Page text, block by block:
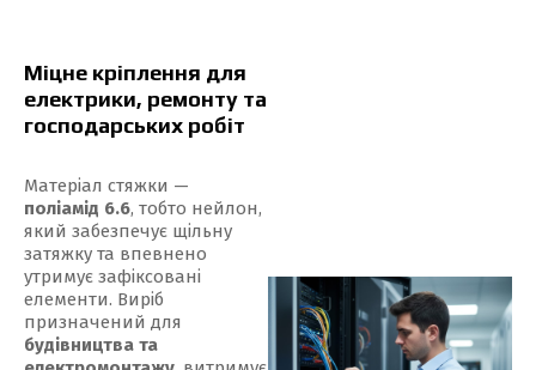
Міцне кріплення для
електрики, ремонту та
господарських робіт
Матеріал стяжки —
поліамід 6.6, тобто нейлон,
який забезпечує щільну
затяжку та впевнено
утримує зафіксовані
елементи. Виріб
призначений для
будівництва та